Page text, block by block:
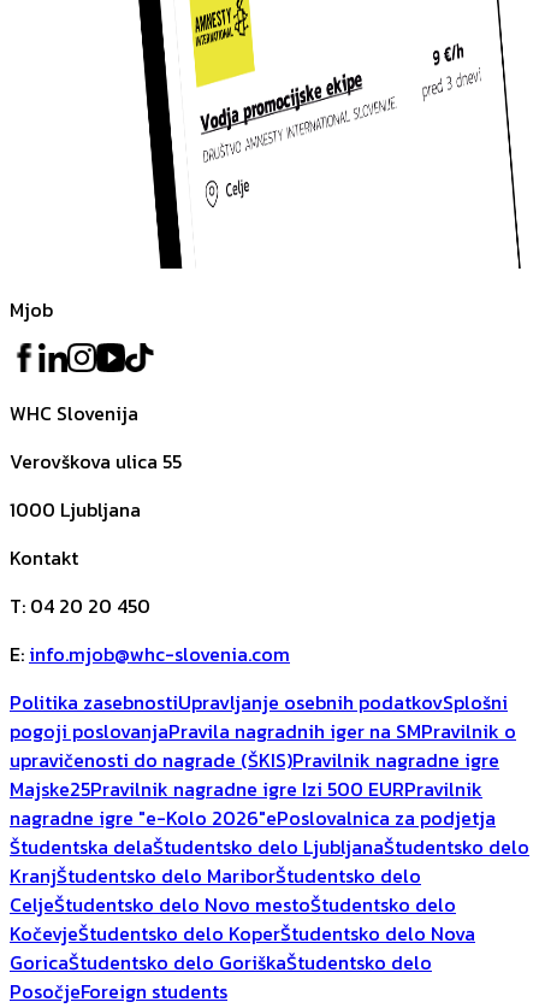
Mjob
WHC Slovenija
Verovškova ulica 55
1000 Ljubljana
Kontakt
T: 04 20 20 450
E: info.mjob@whc-slovenia.com
Politika zasebnostiUpravljanje osebnih podatkovSplošni
pogoji poslovanjaPravila nagradnih iger na SMPravilnik o
upravičenosti do nagrade (ŠKIS)Pravilnik nagradne igre
Majske25Pravilnik nagradne igre Izi 500 EURPravilnik
nagradne igre "e-Kolo 2026"ePoslovalnica za podjetja
Študentska delaŠtudentsko delo LjubljanaŠtudentsko delo
KranjŠtudentsko delo MariborŠtudentsko delo
CeljeŠtudentsko delo Novo mestoŠtudentsko delo
KočevjeŠtudentsko delo KoperŠtudentsko delo Nova
GoricaŠtudentsko delo GoriškaŠtudentsko delo
PosočjeForeign students